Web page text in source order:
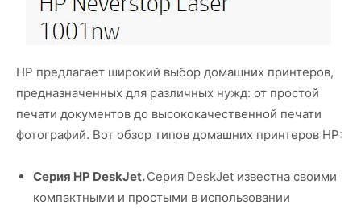
HP предлагает широкий выбор домашних принтеров,
предназначенных для различных нужд: от простой
печати документов до высококачественной печати
фотографий. Вот обзор типов домашних принтеров HP:
Серия HP DeskJet.Серия DeskJet известна своими
компактными и простыми в использовании